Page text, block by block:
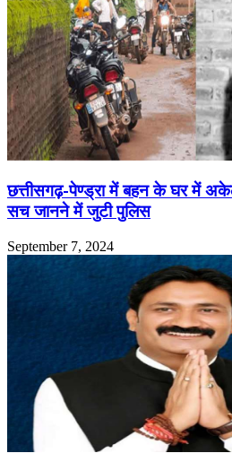
छत्तीसगढ़-पेण्ड्रा में बहन के घर में
सच जानने में जुटी पुलिस
September 7, 2024